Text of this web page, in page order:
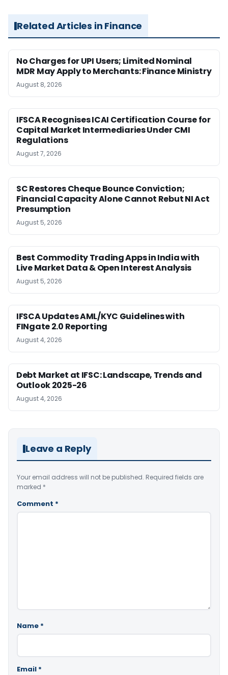
Related Articles in Finance
No Charges for UPI Users; Limited Nominal
MDR May Apply to Merchants: Finance Ministry
August 8, 2026
IFSCA Recognises ICAI Certification Course for
Capital Market Intermediaries Under CMI
Regulations
August 7, 2026
SC Restores Cheque Bounce Conviction;
Financial Capacity Alone Cannot Rebut NI Act
Presumption
August 5, 2026
Best Commodity Trading Apps in India with
Live Market Data & Open Interest Analysis
August 5, 2026
IFSCA Updates AML/KYC Guidelines with
FINgate 2.0 Reporting
August 4, 2026
Debt Market at IFSC: Landscape, Trends and
Outlook 2025-26
August 4, 2026
Leave a Reply
Your email address will not be published. Required fields are
marked *
Comment *
Name *
Email *